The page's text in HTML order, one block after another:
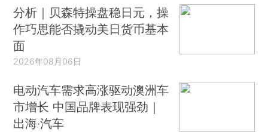
分析｜贝森特操盘稳日元，操
作巧思能否撬动美日货币基本
面
2026年08月06日
电动汽车需求高涨驱动澳洲车
市增长 中国品牌表现强劲｜
出海·汽车